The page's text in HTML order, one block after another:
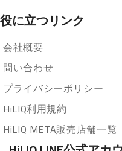
役に立つリンク
会社概要
問い合わせ
プライバシーポリシー
HiLIQ利用規約
HiLIQ META販売店舗一覧